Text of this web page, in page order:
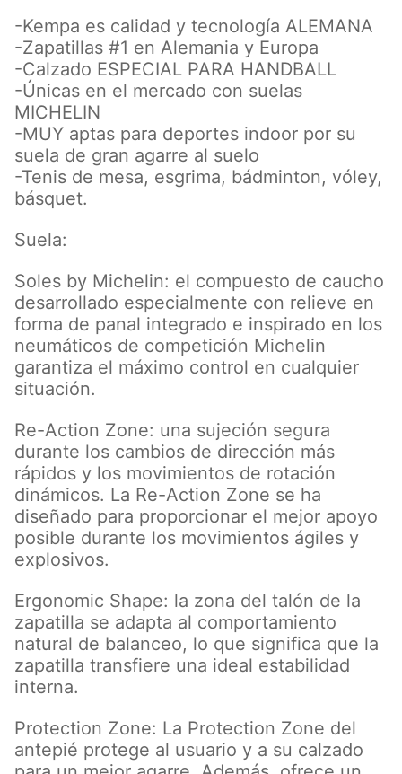
-Kempa es calidad y tecnología ALEMANA
-Zapatillas #1 en Alemania y Europa
-Calzado ESPECIAL PARA HANDBALL
-Únicas en el mercado con suelas
MICHELIN
-MUY aptas para deportes indoor por su
suela de gran agarre al suelo
-Tenis de mesa, esgrima, bádminton, vóley,
básquet.
Suela:
Soles by Michelin: el compuesto de caucho
desarrollado especialmente con relieve en
forma de panal integrado e inspirado en los
neumáticos de competición Michelin
garantiza el máximo control en cualquier
situación.
Re-Action Zone: una sujeción segura
durante los cambios de dirección más
rápidos y los movimientos de rotación
dinámicos. La Re-Action Zone se ha
diseñado para proporcionar el mejor apoyo
posible durante los movimientos ágiles y
explosivos.
Ergonomic Shape: la zona del talón de la
zapatilla se adapta al comportamiento
natural de balanceo, lo que significa que la
zapatilla transfiere una ideal estabilidad
interna.
Protection Zone: La Protection Zone del
antepié protege al usuario y a su calzado